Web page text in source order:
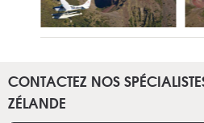
CONTACTEZ NOS
ZÉLANDE